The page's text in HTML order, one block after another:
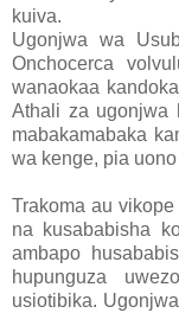
kuiva.
Ugonjwa wa
Onchocerca
wanaokaa
Athali za
mabakamabaka
wa kenge, pia
Trakoma au
na kusababisha
ambapo
hupunguza
usiotibika.